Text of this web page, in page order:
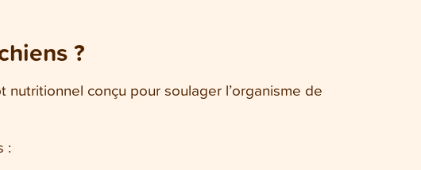
?
nutritionnel conçu pour soulager l’organisme de
: